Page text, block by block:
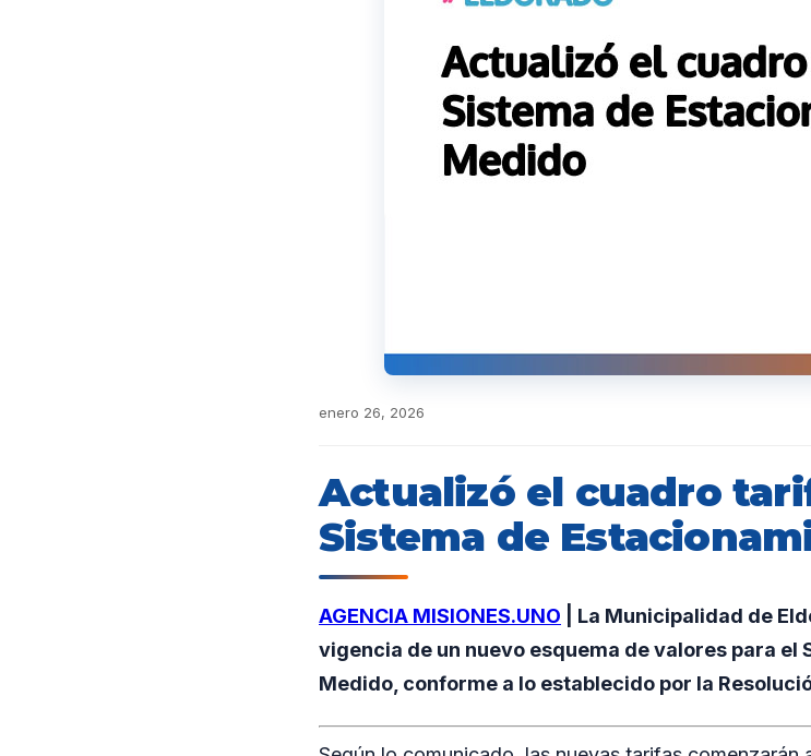
enero 26, 2026
Actualizó el cuadro
Sistema de
AGENCIA MISIONES.UNO | La Municipalidad de
vigencia de un nuevo esquema de valores para el
Medido, conforme a lo establecido por la